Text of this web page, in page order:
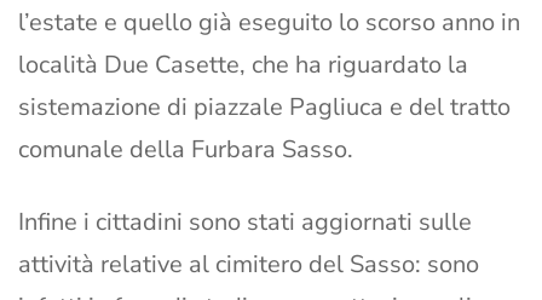
l’estate e quello già eseguito lo scorso anno in
località Due Casette, che ha riguardato la
sistemazione di piazzale Pagliuca e del tratto
comunale della Furbara Sasso.
Infine i cittadini sono stati aggiornati sulle
attività relative al cimitero del Sasso: sono